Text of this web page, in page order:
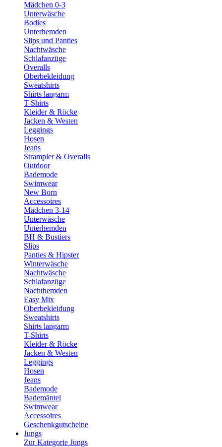
Mädchen 0-3
Unterwäsche
Bodies
Unterhemden
Slips und Panties
Nachtwäsche
Schlafanzüge
Overalls
Oberbekleidung
Sweatshirts
Shirts langarm
T-Shirts
Kleider & Röcke
Jacken & Westen
Leggings
Hosen
Jeans
Strampler & Overalls
Outdoor
Bademode
Swimwear
New Born
Accessoires
Mädchen 3-14
Unterwäsche
Unterhemden
BH & Bustiers
Slips
Panties & Hipster
Winterwäsche
Nachtwäsche
Schlafanzüge
Nachthemden
Easy Mix
Oberbekleidung
Sweatshirts
Shirts langarm
T-Shirts
Kleider & Röcke
Jacken & Westen
Leggings
Hosen
Jeans
Bademode
Bademäntel
Swimwear
Accessoires
Geschenkgutscheine
Jungs
Zur Kategorie Jungs